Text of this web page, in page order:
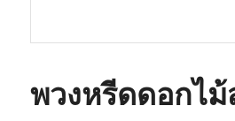
พวงหรีดดอกไม้